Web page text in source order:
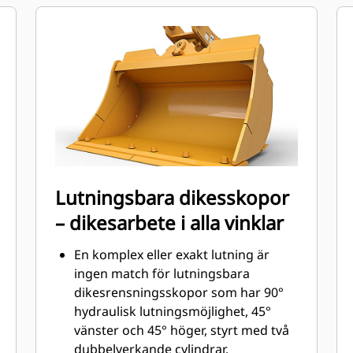
och sidoskär skyddar de delar av
skopan som kommer i kontakt med
och passerar genom material mest.
Minska underhållskostnaderna
genom att följa rätt GET för din
kombination av skopa och
användningsområde.
Skoptänder finns tillgängliga i
många varianter för att passa din
specifika tillämpning. Oavsett om du
behöver skapa ett rent, plant golv
finns det en tandlösning som passar.
Lutningsbara dikesskopor
– dikesarbete i alla vinklar
En komplex eller exakt lutning är
ingen match för lutningsbara
dikesrensningsskopor som har 90°
hydraulisk lutningsmöjlighet, 45°
vänster och 45° höger, styrt med två
dubbelverkande cylindrar.